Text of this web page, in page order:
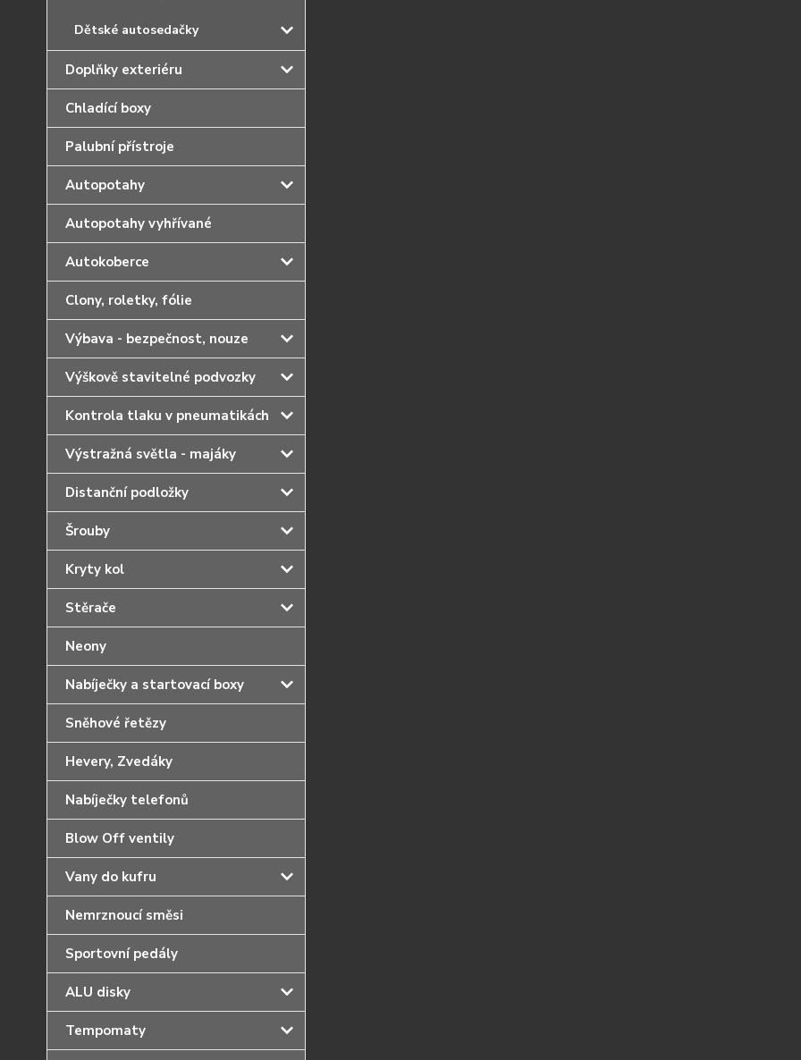
Dětské autosedačky
Doplňky exteriéru
Chladící boxy
Palubní přístroje
Autopotahy
Autopotahy vyhřívané
Autokoberce
Clony, roletky, fólie
Výbava - bezpečnost, nouze
Výškově stavitelné podvozky
Kontrola tlaku v pneumatikách
Výstražná světla - majáky
Distanční podložky
Šrouby
Kryty kol
Stěrače
Neony
Nabíječky a startovací boxy
Sněhové řetězy
Hevery, Zvedáky
Nabíječky telefonů
Blow Off ventily
Vany do kufru
Nemrznoucí směsi
Sportovní pedály
ALU disky
Tempomaty